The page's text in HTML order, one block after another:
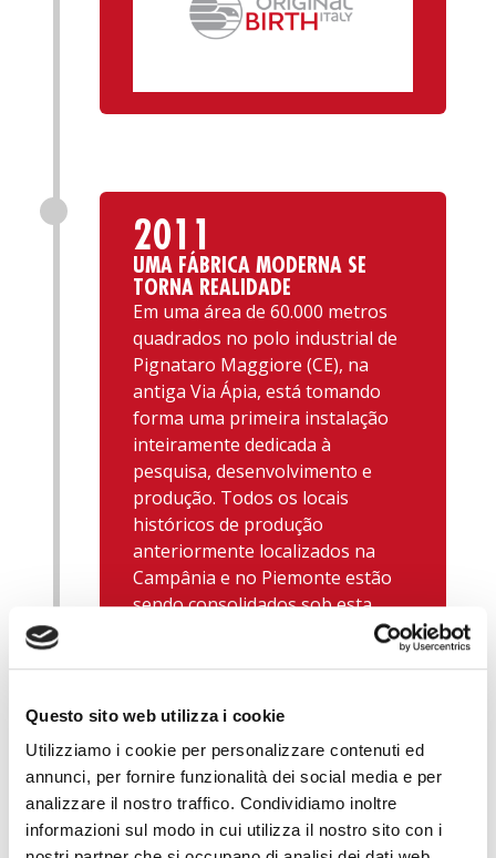
Questo sito web utilizza i cookie
Utilizziamo i cookie per personalizzare contenuti ed
annunci, per fornire funzionalità dei social media e per
analizzare il nostro traffico. Condividiamo inoltre
informazioni sul modo in cui utilizza il nostro sito con i
2011
UMA FÁBRICA MODERNA SE
TORNA REALIDADE
Em uma área de 60.000 metros
quadrados no polo industrial de
Pignataro Maggiore (CE), na
antiga Via Ápia, está tomando
forma uma primeira instalação
inteiramente dedicada à
pesquisa, desenvolvimento e
produção. Todos os locais
históricos de produção
anteriormente localizados na
Campânia e no Piemonte estão
sendo consolidados sob esta
instalação moderna e eficiente.